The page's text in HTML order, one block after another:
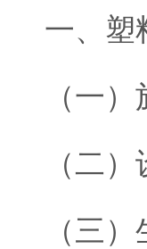
一、塑
（一
（二
（三